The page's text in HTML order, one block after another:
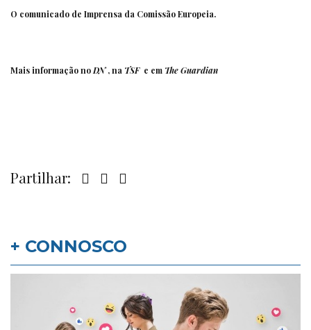
O comunicado de Imprensa da Comissão Europeia.
Mais informação noDN , na TSFe em The Guardian
Partilhar:
+ CONNOSCO